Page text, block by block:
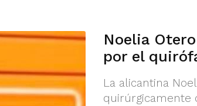
Noelia
por el
La alicantina
quirúrgicamente